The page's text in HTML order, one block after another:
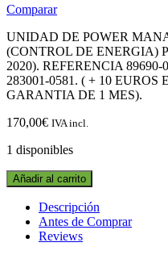
Comparar
UNIDAD DE POWER
(CONTROL DE ENERGIA)
2020). REFERENCIA
283001-0581. ( + 10
GARANTIA DE 1 MES).
170,00€ IVA incl.
1 disponibles
UNIDAD
DE
POWER
MANAGEMENT
CONTROL
Añadir al carrito
Descripción
Antes de Comprar
Reviews